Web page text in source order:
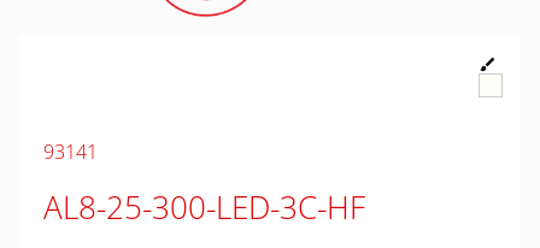
93141
AL8-25-300-LED-3C-HF